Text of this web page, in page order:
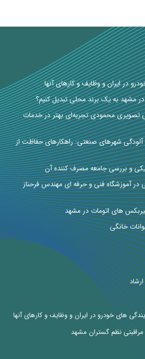
در ایران و وظایف و کارهای آنها
مشهد به یک برند محلی تبدیل کنیم؟
محمودی تجربه‌ای بهتر در خدمات
آلودگی شهرهای صنعتی: راهکارهای حفاظت از
و بررسی جامعه مصرف کننده آن
آموزشگاه فنی و حرفه ای مهندس فرحناز
های اتومات در مشهد
خانگی
های خودرو در ایران و وظایف و کارهای آنها
نظم گستران مشهد